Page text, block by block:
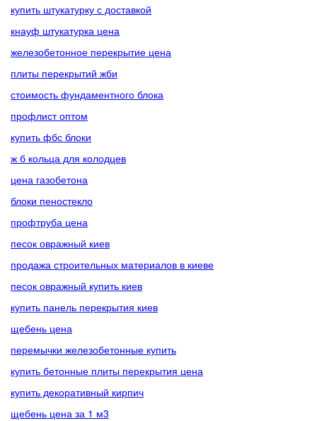
купить штукатурку с доставкой
кнауф штукатурка цена
железобетонное перекрытие цена
плиты перекрытий жби
стоимость фундаментного блока
профлист оптом
купить фбс блоки
ж б кольца для колодцев
цена газобетона
блоки пеностекло
профтруба цена
песок овражный киев
продажа строительных материалов в киеве
песок овражный купить киев
купить панель перекрытия киев
щебень цена
перемычки железобетонные купить
купить бетонные плиты перекрытия цена
купить декоративный кирпич
щебень цена за 1 м3